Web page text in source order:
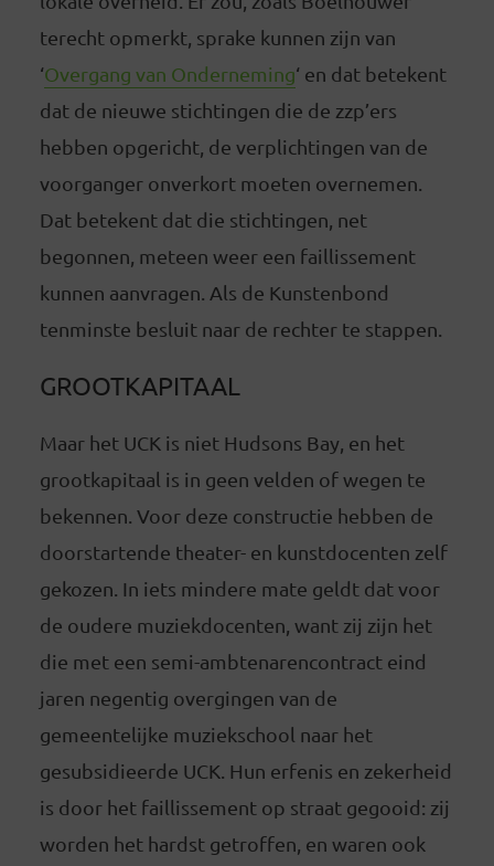
terecht opmerkt, sprake kunnen zijn van
‘Overgang van Onderneming‘ en dat betekent
dat de nieuwe stichtingen die de zzp’ers
hebben opgericht, de verplichtingen van de
voorganger onverkort moeten overnemen.
Dat betekent dat die stichtingen, net
begonnen, meteen weer een faillissement
kunnen aanvragen. Als de Kunstenbond
tenminste besluit naar de rechter te stappen.
GROOTKAPITAAL
Maar het UCK is niet Hudsons Bay, en het
grootkapitaal is in geen velden of wegen te
bekennen. Voor deze constructie hebben de
doorstartende theater- en kunstdocenten zelf
gekozen. In iets mindere mate geldt dat voor
de oudere muziekdocenten, want zij zijn het
die met een semi-ambtenarencontract eind
jaren negentig overgingen van de
gemeentelijke muziekschool naar het
gesubsidieerde UCK. Hun erfenis en zekerheid
is door het faillissement op straat gegooid: zij
worden het hardst getroffen, en waren ook